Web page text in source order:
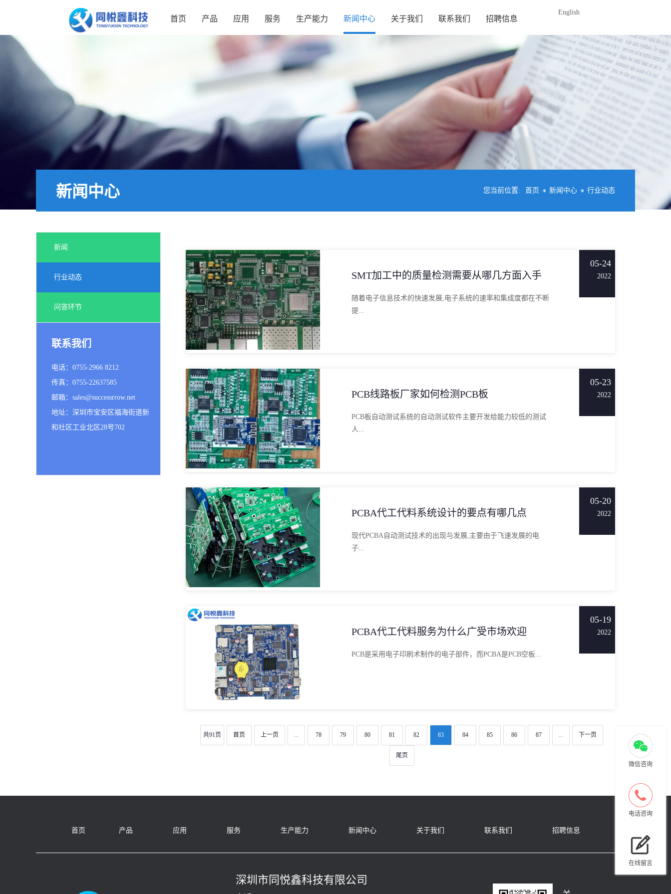
首页 产品 应用 服务 生产能力 新闻中心 关于我们 联系我们 招聘信息
English
您当前位置: 首页 新闻中心 行业动态
新闻中心
新闻
行业动态
问答环节
联系我们
电话：0755-2966 8212
传真：0755-22637585
邮箱：sales@successrrow.net
地址：深圳市宝安区福海街道新
和社区工业北区28号702
SMT加工中的质量检测需要从哪几方面入手
随着电子信息技术的快速发展,电子系统的速率和集成度都在不断
提...
05-24
2022
PCB线路板厂家如何检测PCB板
PCB板自动测试系统的自动测试软件主要开发给能力较低的测试
人...
05-23
2022
PCBA代工代料系统设计的要点有哪几点
现代PCBA自动测试技术的出现与发展,主要由于飞速发展的电
子...
05-20
2022
PCBA代工代料服务为什么广受市场欢迎
PCB是采用电子印刷术制作的电子部件，而PCBA是PCB空板...
05-19
2022
共91页 首页 上一页 ... 78 79 80 81 82 83 84 85 86 87 ... 下一页
尾页
首页 产品 应用 服务 生产能力 新闻中心 关于我们 联系我们 招聘信息
深圳市同悦鑫科技有限公司
微信咨询
电话咨询
在线留言